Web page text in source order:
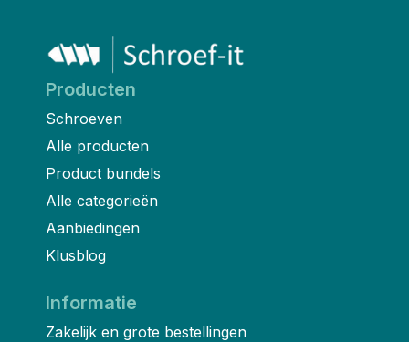
Producten
Schroeven
Alle producten
Product bundels
Alle categorieën
Aanbiedingen
Klusblog
Informatie
Zakelijk en grote bestellingen